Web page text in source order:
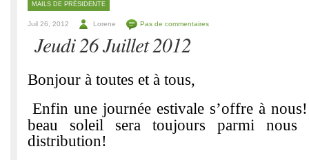
MAILS DE PRÉSIDENTE
Juil 26, 2012 Lorene Pas de commentaires
Jeudi 26 Juillet 2012
Bonjour à toutes et à tous,
Enfin une journée estivale s’offre à
beau soleil sera toujours parmi nous
distribution!